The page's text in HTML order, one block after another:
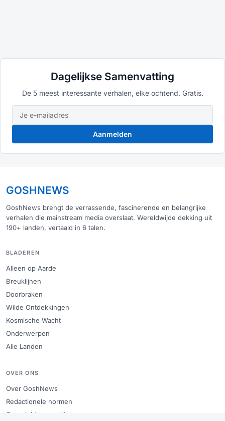
Dagelijkse Samenvatting
De 5 meest interessante verhalen, elke ochtend. Gratis.
Aanmelden
GOSHNEWS
GoshNews brengt de verrassende, fascinerende en belangrijke
verhalen die mainstream media overslaat. Wereldwijde dekking uit
190+ landen, vertaald in 6 talen.
BLADEREN
Alleen op Aarde
Breuklijnen
Doorbraken
Wilde Ontdekkingen
Kosmische Wacht
Onderwerpen
Alle Landen
OVER ONS
Over GoshNews
Redactionele normen
Copyright en meldingen